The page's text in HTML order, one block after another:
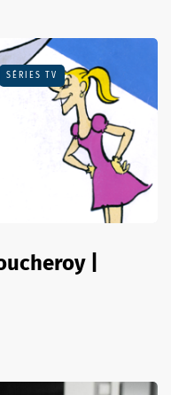
SÉRIES TV
|